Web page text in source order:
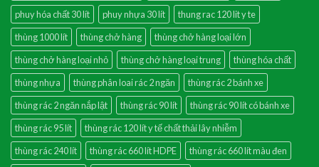
phuy hóa chất 30 lít
phuy nhựa 30 lít
thung rac 120 lit y te
thùng 1000 lít
thùng chở hàng
thùng chở hàng loại lớn
thùng chở hàng loại nhỏ
thùng chở hàng loại trung
thùng hóa chất
thùng nhựa
thùng phân loai rác 2 ngăn
thùng rác 2 bánh xe
thùng rác 2 ngăn nắp lật
thùng rác 90 lít
thùng rác 90 lít có bánh xe
thùng rác 95 lít
thùng rác 120 lít y tế chất thải lây nhiễm
thùng rác 240 lít
thùng rác 660 lít HDPE
thùng rác 660 lít màu đen